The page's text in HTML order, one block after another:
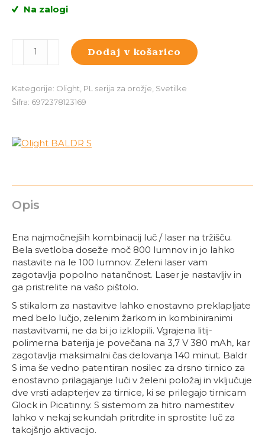
Na zalogi
BALDR
Dodaj v košarico
Kategorije: Olight PL serija za orožje Svetilke
Šifra: 6972378123169
Opis
Ena najmočnejših kombinacij luč / laser na tržišču.
Bela svetloba doseže moč 800 lumnov in jo lahko
nastavite na le 100 lumnov. Zeleni laser vam
zagotavlja popolno natančnost. Laser je nastavljiv in
ga pristrelite na vašo pištolo.
S stikalom za nastavitve lahko enostavno preklapljate
med belo lučjo, zelenim žarkom in kombiniranimi
nastavitvami, ne da bi jo izklopili. Vgrajena litij-
polimerna baterija je povečana na 3,7 V 380 mAh, kar
zagotavlja maksimalni čas delovanja 140 minut. Baldr
S ima še vedno patentiran nosilec za drsno tirnico za
enostavno prilagajanje luči v želeni položaj in vključuje
dve vrsti adapterjev za tirnice, ki se prilegajo tirnicam
Glock in Picatinny. S sistemom za hitro namestitev
lahko v nekaj sekundah pritrdite in sprostite luč za
takojšnjo aktivacijo.